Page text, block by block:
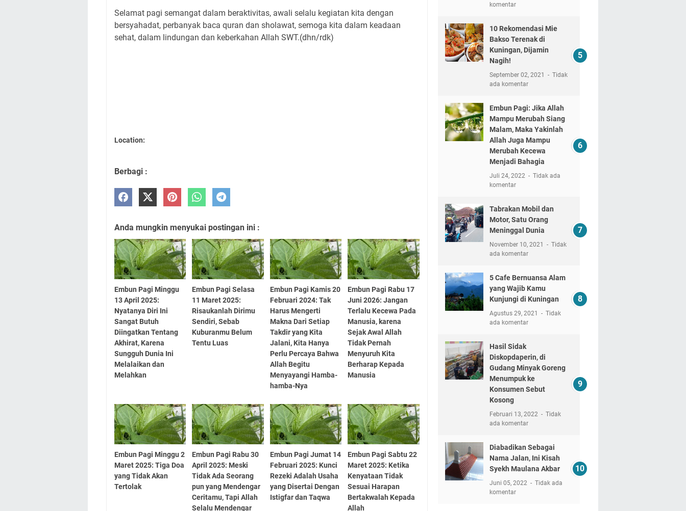
Selamat pagi semangat dalam beraktivitas, awali selalu kegiatan kita dengan
bersyahadat, perbanyak baca quran dan sholawat, semoga kita dalam keadaan
sehat, dalam lindungan dan keberkahan Allah SWT.(dhn/rdk)
Location:
Berbagi :
Anda mungkin menyukai postingan ini :
Embun Pagi Minggu
13 April 2025:
Nyatanya Diri Ini
Sangat Butuh
Diingatkan Tentang
Akhirat, Karena
Sungguh Dunia Ini
Melalaikan dan
Melahkan
Embun Pagi Selasa
11 Maret 2025:
Risaukanlah Dirimu
Sendiri, Sebab
Kuburanmu Belum
Tentu Luas
Embun Pagi Kamis 20
Februari 2024: Tak
Harus Mengerti
Makna Dari Setiap
Takdir yang Kita
Jalani, Kita Hanya
Perlu Percaya Bahwa
Allah Begitu
Menyayangi Hamba-
hamba-Nya
Embun Pagi Rabu 17
Juni 2026: Jangan
Terlalu Kecewa Pada
Manusia, karena
Sejak Awal Allah
Tidak Pernah
Menyuruh Kita
Berharap Kepada
Manusia
Embun Pagi Minggu 2
Maret 2025: Tiga Doa
yang Tidak Akan
Tertolak
Embun Pagi Rabu 30
April 2025: Meski
Tidak Ada Seorang
pun yang Mendengar
Ceritamu, Tapi Allah
Selalu Mendengar
Embun Pagi Jumat 14
Februari 2025: Kunci
Rezeki Adalah Usaha
yang Disertai Dengan
Istigfar dan Taqwa
Embun Pagi Sabtu 22
Maret 2025: Ketika
Kenyataan Tidak
Sesuai Harapan
Bertakwalah Kepada
Allah
komentar
10 Rekomendasi Mie
Bakso Terenak di
Kuningan, Dijamin
Nagih!
September 02, 2021
Tidak
ada komentar
Embun Pagi: Jika Allah
Mampu Merubah Siang
Malam, Maka Yakinlah
Allah Juga Mampu
Merubah Kecewa
Menjadi Bahagia
Juli 24, 2022
Tidak ada
komentar
Tabrakan Mobil dan
Motor, Satu Orang
Meninggal Dunia
November 10, 2021
Tidak
ada komentar
5 Cafe Bernuansa Alam
yang Wajib Kamu
Kunjungi di Kuningan
Agustus 29, 2021
Tidak
ada komentar
Hasil Sidak
Diskopdaperin, di
Gudang Minyak Goreng
Menumpuk ke
Konsumen Sebut
Kosong
Februari 13, 2022
Tidak
ada komentar
Diabadikan Sebagai
Nama Jalan, Ini Kisah
Syekh Maulana Akbar
Juni 05, 2022
Tidak ada
komentar